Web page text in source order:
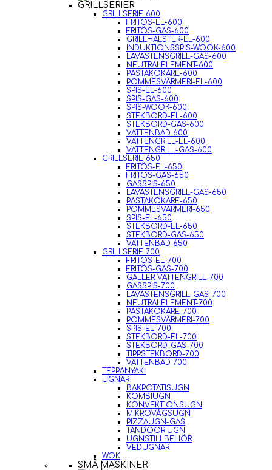
GRILLSERIER
GRILLSERIE 600
FRITÖS-EL-600
FRITÖS-GAS-600
GRILLHALSTER-EL-600
INDUKTIONSSPIS-WOOK-600
LAVASTENSGRILL-GAS-600
NEUTRALELEMENT-600
PASTAKOKARE-600
POMMESVÄRMERI-EL-600
SPIS-EL-600
SPIS-GAS-600
SPIS-WOOK-600
STEKBORD-EL-600
STEKBORD-GAS-600
VATTENBAD 600
VATTENGRILL-EL-600
VATTENGRILL-GAS-600
GRILLSERIE 650
FRITÖS-EL-650
FRITÖS-GAS-650
GASSPIS-650
LAVASTENSGRILL-GAS-650
PASTAKOKARE-650
POMMESVÄRMERI-650
SPIS-EL-650
STEKBORD-EL-650
STEKBORD-GAS-650
VATTENBAD 650
GRILLSERIE 700
FRITÖS-EL-700
FRITÖS-GAS-700
GALLER-VATTENGRILL-700
GASSPIS-700
LAVASTENSGRILL-GAS-700
NEUTRALELEMENT-700
PASTAKOKARE-700
POMMESVÄRMERI-700
SPIS-EL-700
STEKBORD-EL-700
STEKBORD-GAS-700
TIPPSTEKBORD-700
VATTENBAD 700
TEPPANYAKI
UGNAR
BAKPOTATISUGN
KOMBIUGN
KONVEKTIONSUGN
MIKROVÅGSUGN
PIZZAUGN-GAS
TANDOORIUGN
UGNSTILLBEHÖR
VEDUGNAR
WOK
SMÅ MASKINER